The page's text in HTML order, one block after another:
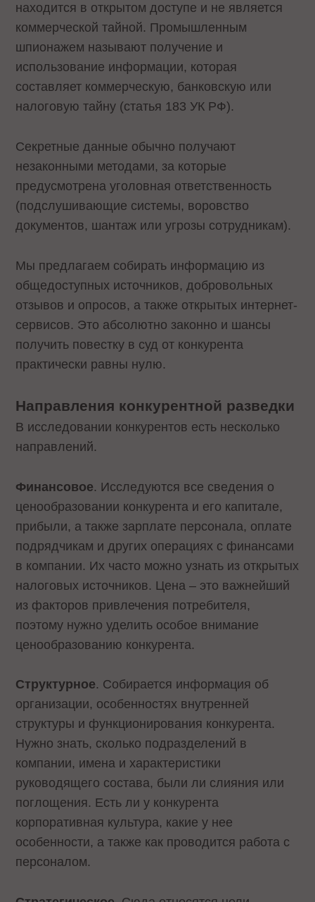
находится в открытом доступе и не является
коммерческой тайной. Промышленным
шпионажем называют получение и
использование информации, которая
составляет коммерческую, банковскую или
налоговую тайну (статья 183 УК РФ).
Секретные данные обычно получают
незаконными методами, за которые
предусмотрена уголовная ответственность
(подслушивающие системы, воровство
документов, шантаж или угрозы сотрудникам).
Мы предлагаем собирать информацию из
общедоступных источников, добровольных
отзывов и опросов, а также открытых интернет-
сервисов. Это абсолютно законно и шансы
получить повестку в суд от конкурента
практически равны нулю.
Направления конкурентной разведки
В исследовании конкурентов есть несколько
направлений.
Финансовое. Исследуются все сведения о
ценообразовании конкурента и его капитале,
прибыли, а также зарплате персонала, оплате
подрядчикам и других операциях с финансами
в компании. Их часто можно узнать из открытых
налоговых источников. Цена – это важнейший
из факторов привлечения потребителя,
поэтому нужно уделить особое внимание
ценообразованию конкурента.
Структурное. Собирается информация об
организации, особенностях внутренней
структуры и функционирования конкурента.
Нужно знать, сколько подразделений в
компании, имена и характеристики
руководящего состава, были ли слияния или
поглощения. Есть ли у конкурента
корпоративная культура, какие у нее
особенности, а также как проводится работа с
персоналом.